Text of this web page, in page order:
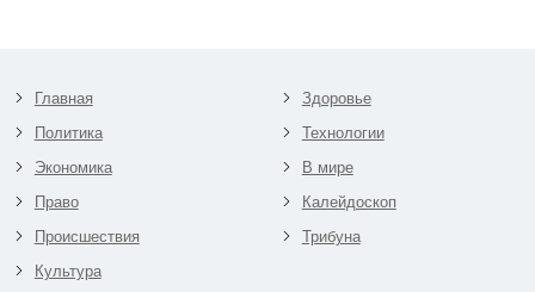
Главная
Политика
Экономика
Право
Происшествия
Культура
Здоровье
Технологии
В мире
Калейдоскоп
Трибуна